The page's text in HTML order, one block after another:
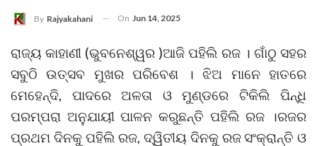
By Rajyakahani On Jun 14, 2025
ରାଜ୍ୟ କାହାଣୀ (ଭୁବନେଶ୍ୱର )ଆଜି ପହିଲି ରଜ । ଗାଁଠୁ ସହର
ସବୁଠି ଉତ୍ସବ ମୁଖର ପରିବେଶ । ଝିଅ ମାନେ ହାତରେ
ମେହେନ୍ଦି, ପାଦରେ ଅଳତା ଓ ମୁଣ୍ଡରେ ଟିକିଲି ପିନ୍ଧି
ପରମ୍ପରା ଅନୁଯାୟୀ ପାଳନ କରୁଛନ୍ତି ପହିଲି ରଜ ।ରଜର
ପ୍ରଥମ ଦିନକୁ ପହିଲି ରଜ, ଦ୍ୱିତୀୟ ଦିନକୁ ରଜ ସଂକ୍ରାନ୍ତି ଓ